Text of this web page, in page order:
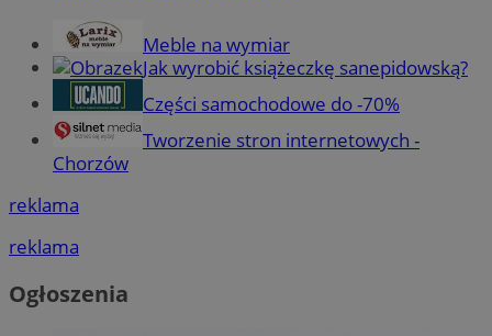
Meble na wymiar
Jak wyrobić książeczkę sanepidowską?
Części samochodowe do -70%
Tworzenie stron internetowych -
Chorzów
reklama
reklama
Ogłoszenia